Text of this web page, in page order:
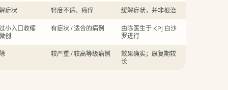
症状 轻度不适、瘙痒 缓解症状，并非根治
小入口收缩
创
有症状 / 适合的病例
由陈医生于 KPJ 白沙
罗进行
较严重 / 较高等级病例
效果确实；康复期较
长